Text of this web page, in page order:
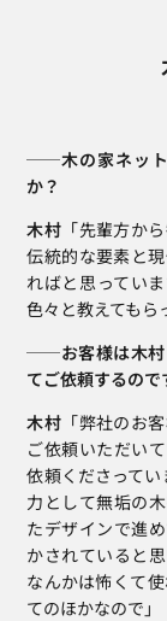
──木の家ネット
か？
木村 「先輩方か
伝統的な要素と
ればと思ってい
色々と教えてもら
──お客様は木村
てご依頼するので
木村 「弊社のお
ご依頼いただい
依頼くださって
力として無垢の
たデザインで進
かされていると
なんかは怖くて
てのほかなので」